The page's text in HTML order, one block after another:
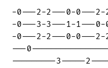
-0---2-2---0-0---2-
-0---3-3---1-1---0-
-0---2-2---0-0---2-
---
---------3-----